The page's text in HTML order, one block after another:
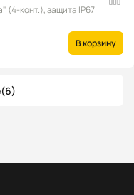
(4-конт.), защита IP67
В корзину
(6)